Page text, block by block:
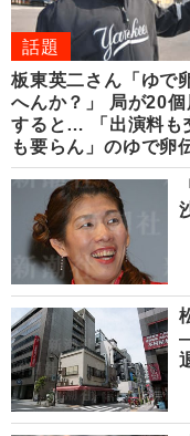
話題
板東英二さん「ゆで
へんか？」 局が20個
すると… 「出演料も
も要らん」のゆで卵